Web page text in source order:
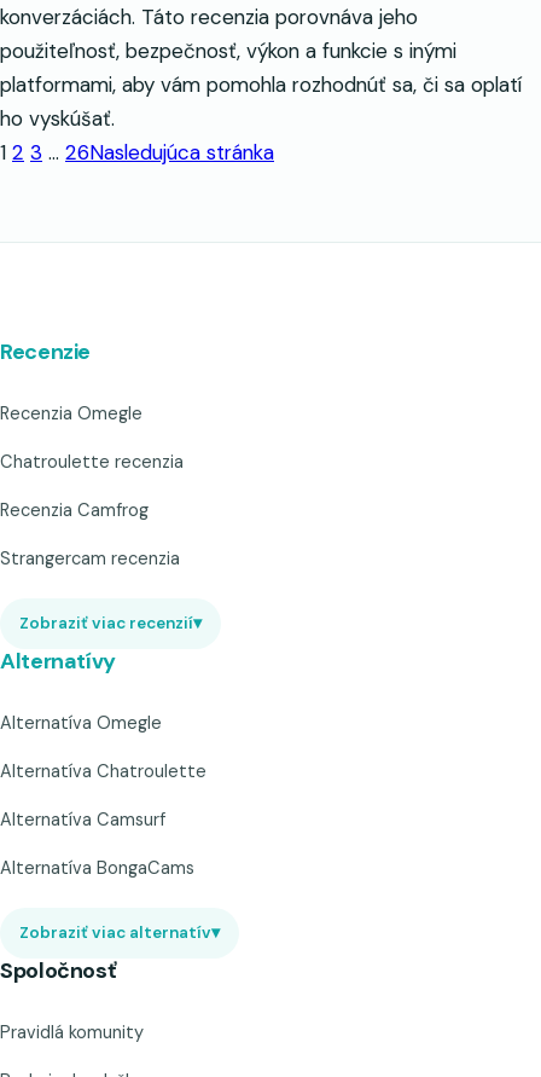
konverzáciách. Táto recenzia porovnáva jeho
použiteľnosť, bezpečnosť, výkon a funkcie s inými
platformami, aby vám pomohla rozhodnúť sa, či sa oplatí
ho vyskúšať.
1 2 3 … 26Nasledujúca stránka
Recenzie
Recenzia Omegle
Chatroulette recenzia
Recenzia Camfrog
Strangercam recenzia
Zobraziť viac recenzií▾
Alternatívy
Alternatíva Omegle
Alternatíva Chatroulette
Alternatíva Camsurf
Alternatíva BongaCams
Zobraziť viac alternatív▾
Spoločnosť
Pravidlá komunity